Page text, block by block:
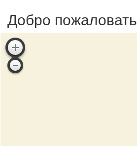
Добро пожаловать